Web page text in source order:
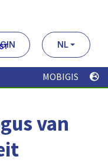
NL
MOBIGIS
van